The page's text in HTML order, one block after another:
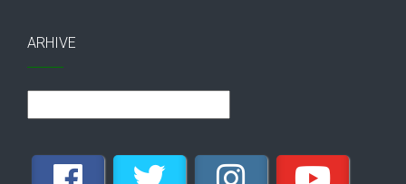
ARHIVE